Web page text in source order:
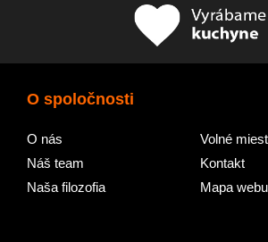
O spoločnosti
O nás
Náš team
Naša filozofia
Volné
Kontakt
Mapa webu